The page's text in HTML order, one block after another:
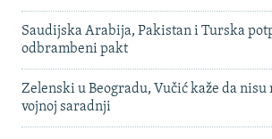
Saudijska Arabija, Pakistan i Turska
odbrambeni pakt
Zelenski u Beogradu, Vučić kaže da nisu
vojnoj saradnji